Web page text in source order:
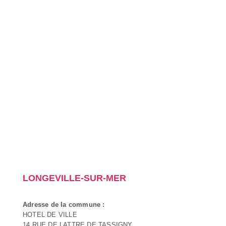
LONGEVILLE-SUR-MER
Adresse de la commune :
HOTEL DE VILLE